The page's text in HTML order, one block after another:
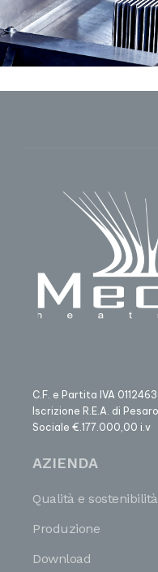
C.F. e Partita IVA
Iscrizione R.E.A. di
Sociale €.177.000,00 i.v
AZIENDA
Qualità e sostenibilità
Produzione
Download